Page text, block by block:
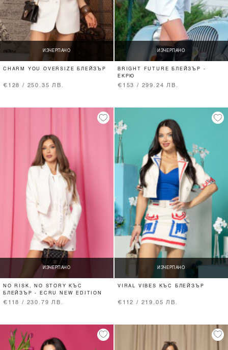
ИЗЧЕРПАНО
CHARM YOU OVERSIZE БЛЕЙЗЪР
€128 / 250.35 ЛВ.
ИЗЧЕРПАНО
BRIGHT FUTURE БЛЕЙЗЪР -
ЕКРЮ
€153 / 299.24 ЛВ.
ИЗЧЕРПАНО
NO RISK, NO STORY КЪС
БЛЕЙЗЪР - ECRU NEW EDITION
€118 / 230.79 ЛВ.
ИЗЧЕРПАНО
VIRAL VIBES КЪС БЛЕЙЗЪР
€112 / 219.05 ЛВ.